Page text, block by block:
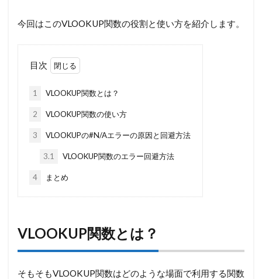
今回はこのVLOOKUP関数の役割と使い方を紹介します。
目次
1 VLOOKUP関数とは？
2 VLOOKUP関数の使い方
3 VLOOKUPの#N/Aエラーの原因と回避方法
3.1 VLOOKUP関数のエラー回避方法
4 まとめ
VLOOKUP関数とは？
そもそもVLOOKUP関数はどのような場面で利用する関数